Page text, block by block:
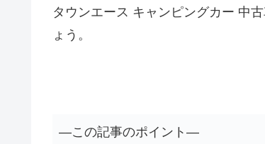
タウンエース キャンピングカー 中
ょう。
―この記事のポイント―